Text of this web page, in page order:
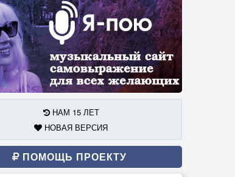
НАМ 15 ЛЕТ
НОВАЯ ВЕРСИЯ
ПОМОЩЬ ПРОЕКТУ